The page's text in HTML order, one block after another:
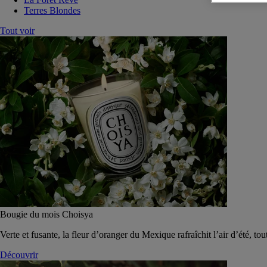
Terres Blondes
Tout voir
Bougie du mois Choisya
Verte et fusante, la fleur d’oranger du Mexique rafraîchit l’air d’été,
Découvrir